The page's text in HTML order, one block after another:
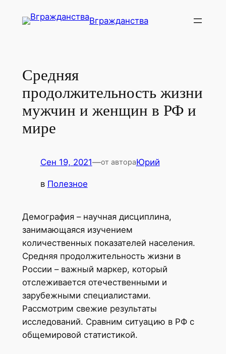
Вгражданства
Средняя
продолжительность жизни
мужчин и женщин в РФ и
мире
Сен 19, 2021—от автораЮрий
в Полезное
Демография – научная дисциплина,
занимающаяся изучением
количественных показателей населения.
Средняя продолжительность жизни в
России – важный маркер, который
отслеживается отечественными и
зарубежными специалистами.
Рассмотрим свежие результаты
исследований. Сравним ситуацию в РФ с
общемировой статистикой.